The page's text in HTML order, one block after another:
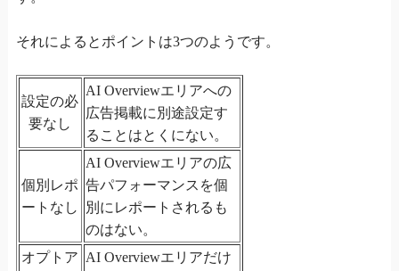
それによるとポイントは3つのようです。
設定の必
要なし
AI Overviewエリアへの
広告掲載に別途設定す
ることはとくにない。
個別レポ
ートなし
AI Overviewエリアの広
告パフォーマンスを個
別にレポートされるも
のはない。
オプトア AI Overviewエリアだけ